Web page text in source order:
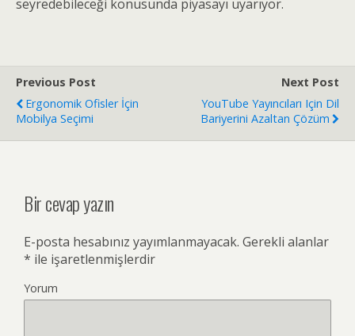
seyredebileceği konusunda piyasayı uyarıyor.
Previous Post
Ergonomik Ofisler İçin
Mobilya Seçimi
Next Post
YouTube Yayıncıları Için Dil
Bariyerini Azaltan Çözüm
Bir cevap yazın
E-posta hesabınız yayımlanmayacak. Gerekli alanlar
* ile işaretlenmişlerdir
Yorum